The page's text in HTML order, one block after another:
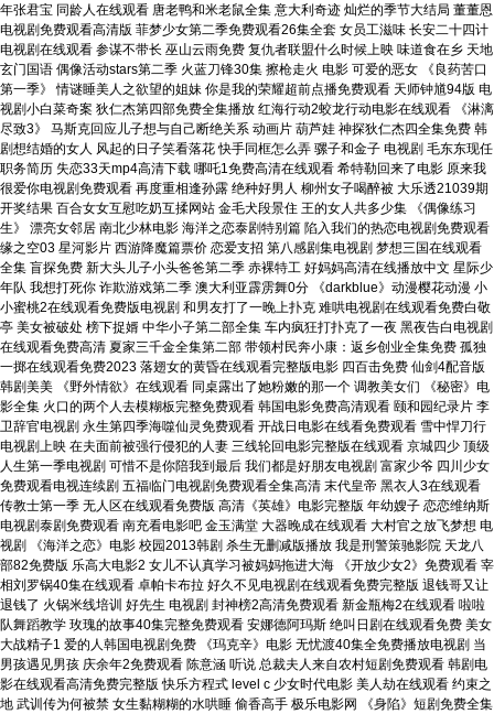
年张君宝 同龄人在线观看 唐老鸭和米老鼠全集 意大利奇迹 灿烂的季节大结局 董董恩
电视剧免费观看高清版 菲梦少女第二季免费观看26集全套 女员工滋味 长安二十四计
电视剧在线观看 参谋不带长 巫山云雨免费 复仇者联盟什么时候上映 味道食在乡 天地
玄门国语 偶像活动stars第二季 火蓝刀锋30集 擦枪走火 电影 可爱的恶女 《良药苦口
第一季》 情谜睡美人之欲望的姐妹 你是我的荣耀超前点播免费观看 天师钟馗94版 电
视剧小白菜奇案 狄仁杰第四部免费全集播放 红海行动2蛟龙行动电影在线观看 《淋漓
尽致3》 马斯克回应儿子想与自己断绝关系 动画片 葫芦娃 神探狄仁杰四全集免费 韩
剧想结婚的女人 风起的日子笑看落花 快手同框怎么弄 骡子和金子 电视剧 毛东东现任
职务简历 失恋33天mp4高清下载 哪吒1免费高清在线观看 希特勒回来了电影 原来我
很爱你电视剧免费观看 再度重相逢孙露 绝种好男人 柳州女子喝醉被 大乐透21039期
开奖结果 百合女女互慰吃奶互揉网站 金毛犬段景住 王的女人共多少集 《偶像练习
生》 漂亮女邻居 南北少林电影 海洋之恋泰剧特别篇 陷入我们的热恋电视剧免费观看
缘之空03 星河影片 西游降魔篇票价 恋爱支招 第八感剧集电视剧 梦想三国在线观看
全集 盲探免费 新大头儿子小头爸爸第二季 赤裸特工 好妈妈高清在线播放中文 星际少
年队 我想打死你 诈欺游戏第二季 澳大利亚霹雳舞0分 《darkblue》动漫樱花动漫 小
小蜜桃2在线观看免费版电视剧 和男友打了一晚上扑克 难哄电视剧在线观看免费白敬
亭 美女被破处 榜下捉婿 中华小子第二部全集 车内疯狂打扑克了一夜 黑夜告白电视剧
在线观看免费高清 夏家三千金全集第二部 带领村民奔小康：返乡创业全集免费 孤独
一掷在线观看免费2023 落翅女的黄昏在线观看完整版电影 四百击免费 仙剑4配音版
韩剧美美 《野外情欲》在线观看 同桌露出了她粉嫩的那一个 调教美女们 《秘密》电
影全集 火口的两个人去模糊板完整免费观看 韩国电影免费高清观看 颐和园纪录片 李
卫辞官电视剧 永生第四季海噬仙灵免费观看 开战日电影在线看免费观看 雪中悍刀行
电视剧上映 在夫面前被强行侵犯的人妻 三线轮回电影完整版在线观看 京城四少 顶级
人生第一季电视剧 可惜不是你陪我到最后 我们都是好朋友电视剧 富家少爷 四川少女
免费观看电视连续剧 五福临门电视剧免费观看全集高清 末代皇帝 黑衣人3在线观看
传教士第一季 无人区在线观看免费版 高清《英雄》电影完整版 年幼嫂子 恋恋维纳斯
电视剧泰剧免费观看 南充看电影吧 金玉满堂 大器晚成在线观看 大村官之放飞梦想 电
视剧 《海洋之恋》电影 校园2013韩剧 杀生无删减版播放 我是刑警策驰影院 天龙八
部82免费版 乐高大电影2 女儿不认真学习被妈妈拖进大海 《开放少女2》免费观看 宰
相刘罗锅40集在线观看 卓帕卡布拉 好久不见电视剧在线观看免费完整版 退钱哥又让
退钱了 火锅米线培训 好先生 电视剧 封神榜2高清免费观看 新金瓶梅2在线观看 啦啦
队舞蹈教学 玫瑰的故事40集完整免费观看 安娜德阿玛斯 绝叫日剧在线观看免费 美女
大战精子1 爱的人韩国电视剧免费 《玛克辛》电影 无忧渡40集全免费播放电视剧 当
男孩遇见男孩 庆余年2免费观看 陈意涵 听说 总裁夫人来自农村短剧免费观看 韩剧电
影在线观看高清免费完整版 快乐方程式 level c 少女时代电影 美人劫在线观看 约束之
地 武训传为何被禁 女生黏糊糊的水哄睡 偷香高手 极乐电影网 《身陷》短剧免费全集